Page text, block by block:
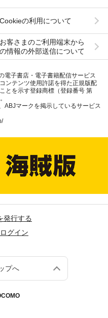
Cookieの利用について
お客さまのご利用端末から
の情報の外部送信について
電子書店・電子書籍配信サービス
ンテンツ使用許諾を得た正規版配
とを示す登録商標（登録番号 第
ABJマークを掲示しているサービス
発行する
グイン
プへ